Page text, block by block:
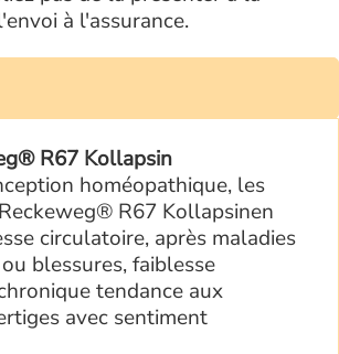
à l'assurance.
R67 Kollapsin
homéopathique, les
R67 Kollapsinen
circulatoire, après maladies
blessures, faiblesse
tendance aux
avec sentiment